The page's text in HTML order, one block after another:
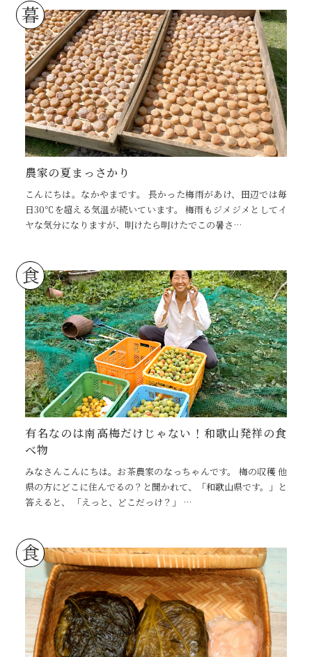
暮
農家の夏まっさかり
こんにちは。なかやまです。 長かった梅雨があけ、田辺では毎
日30℃を超える気温が続いています。 梅雨もジメジメとしてイ
ヤな気分になりますが、明けたら明けたでこの暑さ…
食
有名なのは南高梅だけじゃない！和歌山発祥の食
べ物
みなさんこんにちは。お茶農家のなっちゃんです。 梅の収穫 他
県の方にどこに住んでるの？と聞かれて、「和歌山県です。」と
答えると、 「えっと、どこだっけ？」 …
食